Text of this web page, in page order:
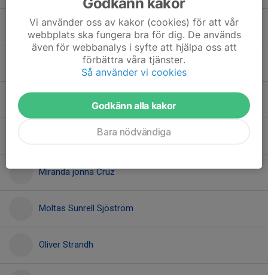
Johannes Westerberg
Justus Hollmann
Melissa Malmberg Lundh
Miranda jonna Cruz
Moltas Sunrell Sjöström
Oliver Strandh
Vi använder oss av kakor (cookies) för att vår
webbplats ska fungera bra för dig. De används
även för webbanalys i syfte att hjälpa oss att
förbättra våra tjänster.
Så använder vi cookies
Godkänn alla kakor
Bara nödvändiga